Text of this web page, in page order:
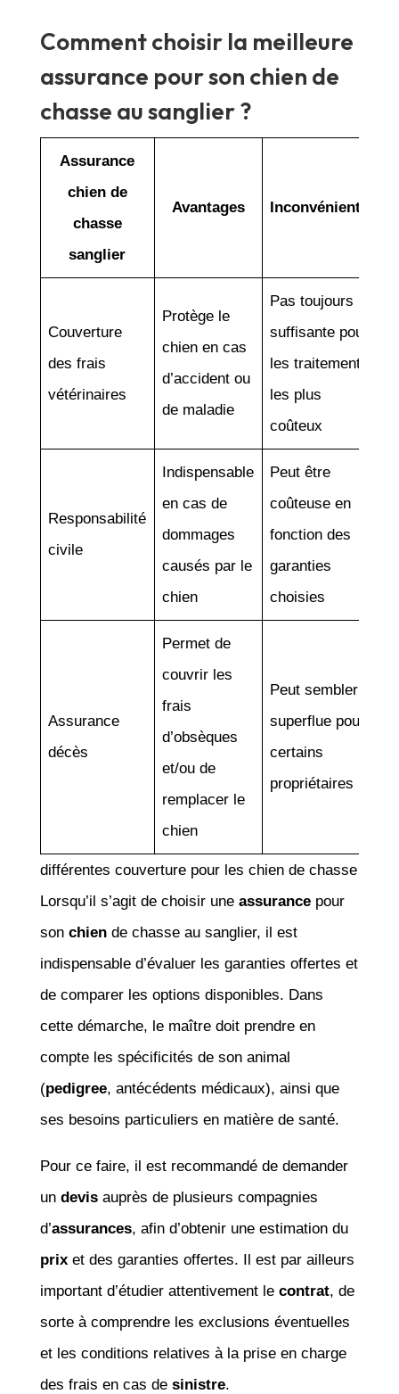
Comment choisir la meilleure
assurance pour son chien de
chasse au sanglier ?
Assurance
chien de
chasse
sanglier
Avantages Inconvénients
Couverture
des frais
vétérinaires
Protège le
chien en cas
d’accident ou
de maladie
Pas toujours
suffisante pour
les traitements
les plus
coûteux
Responsabilité
civile
Indispensable
en cas de
dommages
causés par le
chien
Peut être
coûteuse en
fonction des
garanties
choisies
Assurance
décès
Permet de
couvrir les
frais
d’obsèques
et/ou de
remplacer le
chien
Peut sembler
superflue pour
certains
propriétaires
différentes couverture pour les chien de chasse
Lorsqu’il s’agit de choisir une assurancepour
son chiende chasse au sanglier, il est
indispensable d’évaluer les garanties offertes et
de comparer les options disponibles. Dans
cette démarche, le maître doit prendre en
compte les spécificités de son animal
(pedigree, antécédents médicaux), ainsi que
ses besoins particuliers en matière de santé.
Pour ce faire, il est recommandé de demander
un devisauprès de plusieurs compagnies
d’assurances, afin d’obtenir une estimation du
prixet des garanties offertes. Il est par ailleurs
important d’étudier attentivement le contrat, de
sorte à comprendre les exclusions éventuelles
et les conditions relatives à la prise en charge
des frais en cas de sinistre.